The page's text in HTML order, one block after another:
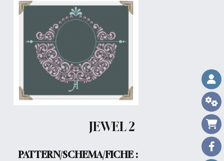
JEWEL 2
PATTERN/SCHEMA/FICHE :